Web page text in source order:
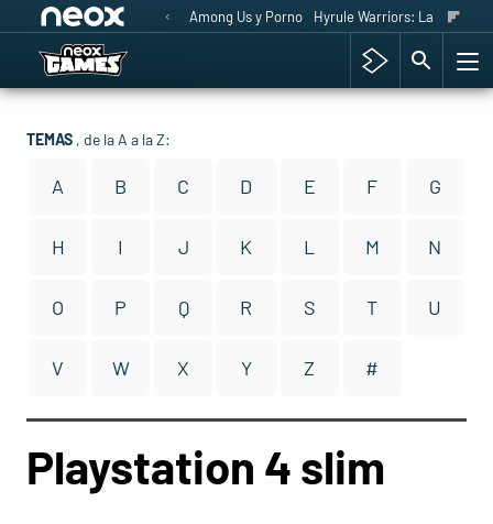
Among Us y Porno Hyrule Warriors: La Era del
TEMAS , de la A a la Z:
A B C D E F G
H I J K L M N
O P Q R S T U
V W X Y Z #
Playstation 4 slim